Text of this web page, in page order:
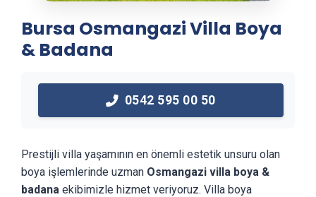
Bursa Osmangazi Villa Boya
& Badana
0542 595 00 50
Prestijli villa yaşamının en önemli estetik unsuru olan
boya işlemlerinde uzman Osmangazi villa boya &
badana ekibimizle hizmet veriyoruz. Villa boya